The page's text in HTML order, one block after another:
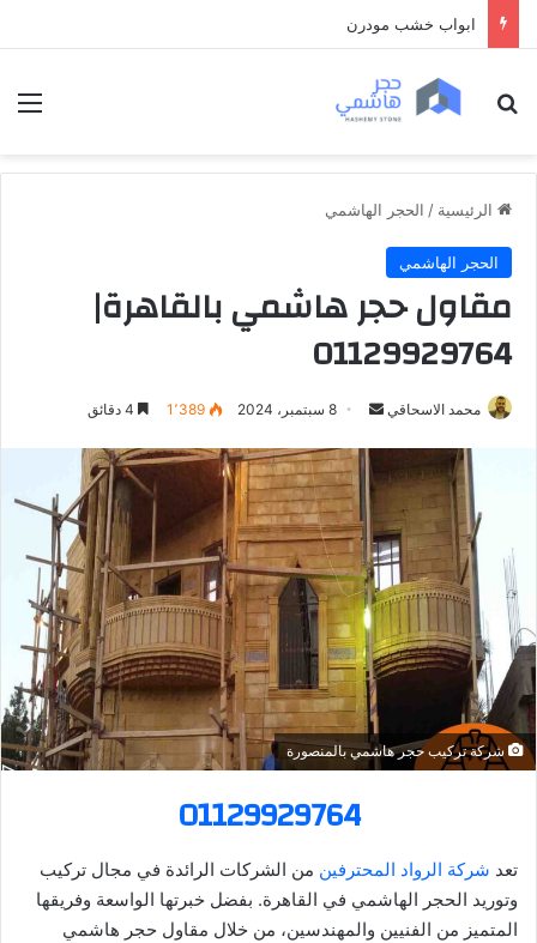
ابواب خشب داخلية فخمة
بحث عن
الرئيسية / الحجر الهاشمي
الحجر الهاشمي
مقاول حجر هاشمي بالقاهرة|
01129929764
محمد الاسحاقي
س
ل
ر
ي
د
إ
ل
ك
ت
ي
ا
8 سبتمبر، 2024 1٬389
شركة تركيب حجر هاشمي بالمنصورة
01129929764
تعد شركة الرواد المحترفين من الشركات الرائدة في مجال تركيب
وتوريد الحجر الهاشمي في القاهرة. بفضل خبرتها الواسعة وفريقها
المتميز من الفنيين والمهندسين، من خلال مقاول حجر هاشمي